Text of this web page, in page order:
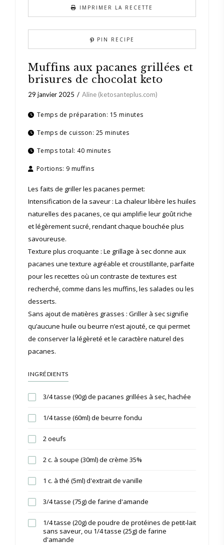
IMPRIMER LA RECETTE
PIN RECIPE
Muffins aux pacanes grillées et
brisures de chocolat keto
29 janvier 2025 Aline (ketosanteplus.com)
Temps de préparation: 15 minutes
Temps de cuisson: 25 minutes
Temps total: 40 minutes
Portions: 9 muffins
Les faits de griller les pacanes permet:
Intensification de la saveur : La chaleur libère les huiles
naturelles des pacanes, ce qui amplifie leur goût riche
et légèrement sucré, rendant chaque bouchée plus
savoureuse.
Texture plus croquante : Le grillage à sec donne aux
pacanes une texture agréable et croustillante, parfaite
pour les recettes où un contraste de textures est
recherché, comme dans les muffins, les salades ou les
desserts.
Sans ajout de matières grasses : Griller à sec signifie
qu’aucune huile ou beurre n’est ajouté, ce qui permet
de conserver la légèreté et le caractère naturel des
pacanes.
INGRÉDIENTS
3/4 tasse (90g) de pacanes grillées à sec, hachée
1/4 tasse (60ml) de beurre fondu
2 oeufs
2 c. à soupe (30ml) de crème 35%
1 c. à thé (5ml) d'extrait de vanille
3/4 tasse (75g) de farine d'amande
1/4 tasse (20g) de poudre de protéines de petit-lait
sans saveur, ou 1/4 tasse (25g) de farine
d'amande